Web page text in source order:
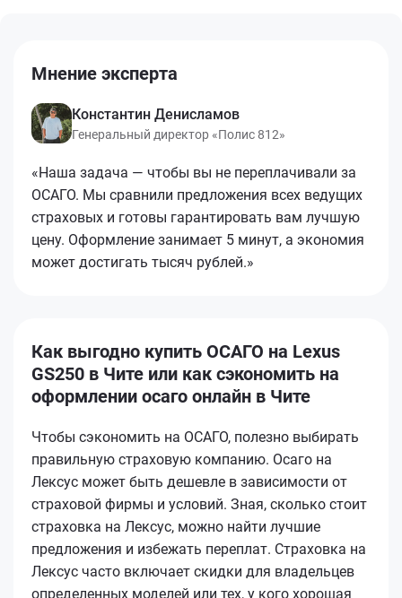
Мнение эксперта
Константин Денисламов
Генеральный директор «Полис 812»
«Наша задача — чтобы вы не переплачивали за
ОСАГО. Мы сравнили предложения всех ведущих
страховых и готовы гарантировать вам лучшую
цену. Оформление занимает 5 минут, а экономия
может достигать тысяч рублей.»
Как выгодно купить ОСАГО на Lexus
GS250 в Чите или как сэкономить на
оформлении осаго онлайн в Чите
Чтобы сэкономить на ОСАГО, полезно выбирать
правильную страховую компанию. Осаго на
Лексус может быть дешевле в зависимости от
страховой фирмы и условий. Зная, сколько стоит
страховка на Лексус, можно найти лучшие
предложения и избежать переплат. Страховка на
Лексус часто включает скидки для владельцев
определенных моделей или тех, у кого хорошая